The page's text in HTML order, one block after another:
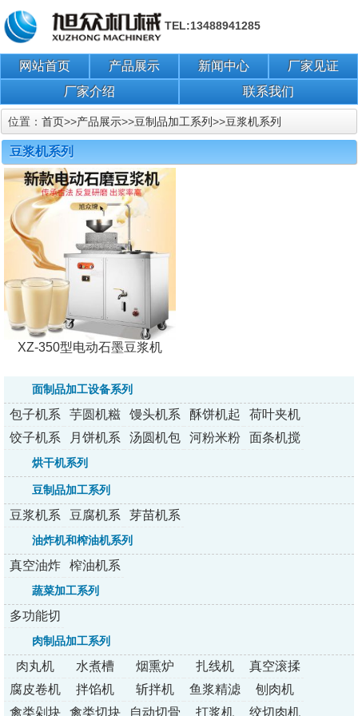
TEL:13488941285
网站首页 产品展示 新闻中心
厂家见证
厂家介绍
联系我们
位置： 首页>>产品展示>>豆制品加工系列>>豆浆机系列
豆浆机系列
XZ-350型电动石墨豆浆机
面制品加工设备系列
包子机系
列
芋圆机糍
粑机系列
馒头机系
列
酥饼机起
酥机系列
荷叶夹机
系列
饺子机系
列
月饼机系
列
汤圆机包
河粉米粉
面条机搅
烘干机系列
豆制品加工系列
豆浆机系
列
豆腐机系
列
芽苗机系
油炸机和榨油机系列
真空油炸
机
榨油机系
列
蔬菜加工系列
多功能切
菜机
肉制品加工系列
肉丸机 水煮槽 烟熏炉 扎线机
真空滚揉
机
腐皮卷机 拌馅机 斩拌机
鱼浆精滤
机
刨肉机
禽类剁块
禽类切块 自动切骨 打浆机 绞切肉机